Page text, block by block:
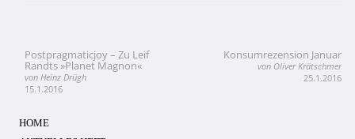
Beitragsnavigation
Postpragmaticjoy – Zu Leif
Randts »Planet Magnon«
von Heinz Drügh
15.1.2016
Konsumrezension Januar
von Oliver Krätschmer
25.1.2016
HOME